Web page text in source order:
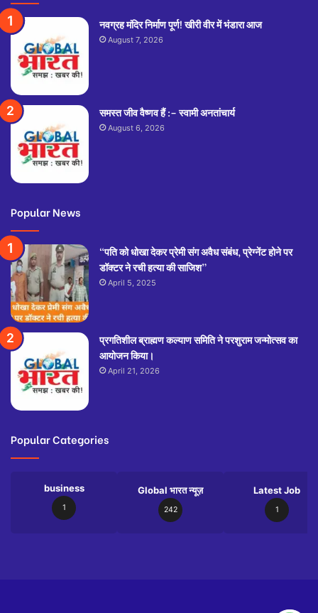
नवग्रह मंदिर निर्माण पूर्ण! खीरी वीर में भंडारा आज
August 7, 2026
समस्त जीव वैष्णव हैं :– स्वामी अनतांचार्य
August 6, 2026
Popular News
“पति को धोखा देकर प्रेमी संग अवैध संबंध, प्रेग्नेंट होने पर
डॉक्टर ने रची हत्या की साजिश”
April 5, 2025
प्रगतिशील ब्राह्मण कल्याण समिति ने परशुराम जन्मोत्सव का
आयोजन किया।
April 21, 2026
Popular Categories
business
1
Global भारत न्यूज़
242
Latest Job
1